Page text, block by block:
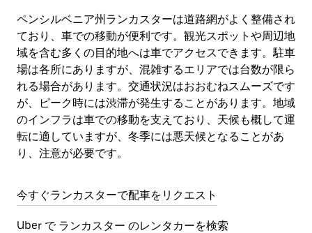
ペンシルベニア州ランカスターは道路網がよく整備され
ており、車での移動が便利です。観光スポットや周辺地
域を含む多くの目的地へは車でアクセスできます。駐車
場は各所にありますが、混雑するエリアでは台数が限ら
れる場合があります。交通状況はおおむねスムーズです
が、ピーク時には渋滞が発生することがあります。地域
のインフラは車での移動を支えており、天候も概して運
転に適していますが、冬季には悪天候となることがあ
り、注意が必要です。
今すぐランカスターで配車をリクエスト
Uber で ランカスター のレンタカーを検索